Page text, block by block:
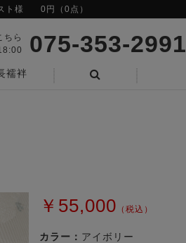
ト様 0円（0点）
ちら
075-353-2991
襦袢
￥55,000 （税込）
カラー： アイボリー